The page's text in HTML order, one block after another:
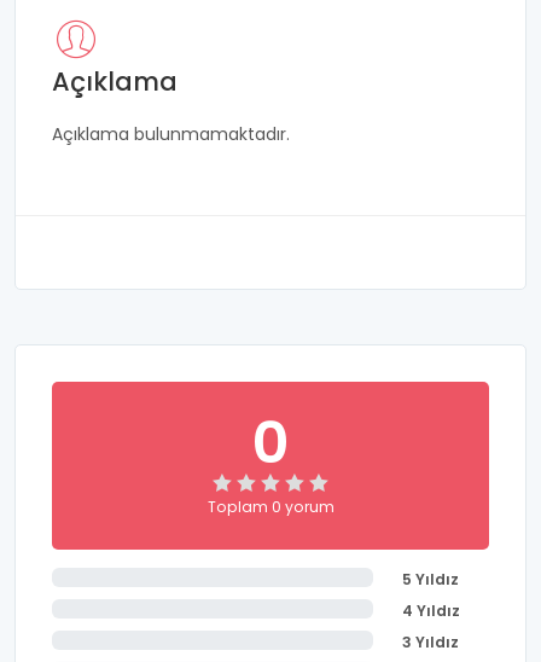
Açıklama
Açıklama bulunmamaktadır.
0
Toplam 0 yorum
5 Yıldız
4 Yıldız
3 Yıldız